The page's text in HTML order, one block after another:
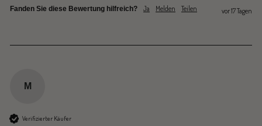
Fanden Sie diese Bewertung hilfreich? Ja Melden Teilen vor 17 Tagen
M
Verifizierter Käufer